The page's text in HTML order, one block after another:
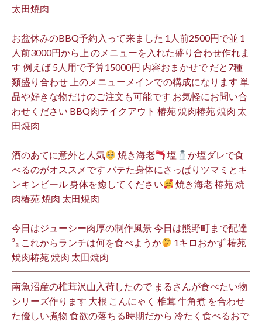
太田焼肉
お盆休みのBBQ予約入って来ました 1人前2500円で並 1
人前3000円から上 のメニューを入れた盛り合わせ作れま
す 例えば 5人用で予算15000円 内容おまかせで だと7種
類盛り合わせ 上のメニューメインでの構成になります 単
品や好きな物だけのご注文も可能です お気軽にお問い合
わせください BBQ肉テイクアウト 椿苑 焼肉椿苑 焼肉 太
田焼肉
酒のあてに意外と人気 焼き海老 塩
か塩ダレで食
べるのがオススメです バテた身体にさっぱりツマミとキ
ンキンビール 身体を癒してください
焼き海老 椿苑 焼
肉椿苑 焼肉 太田焼肉
今日はジューシー肉厚の制作風景 今日は熊野町まで配達
³₃ これからランチは何を食べようか
1キロおかず 椿苑
焼肉椿苑 焼肉 太田焼肉
南魚沼産の椎茸沢山入荷したので まるさんが食べたい物
シリーズ作ります 大根 こんにゃく 椎茸 牛角煮 を合わせ
た優しい煮物 食欲の落ちる時期だから 冷たく食べるおで